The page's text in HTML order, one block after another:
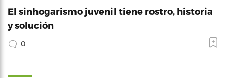
El sinhogarismo juvenil tiene rostro, historia
y solución
0